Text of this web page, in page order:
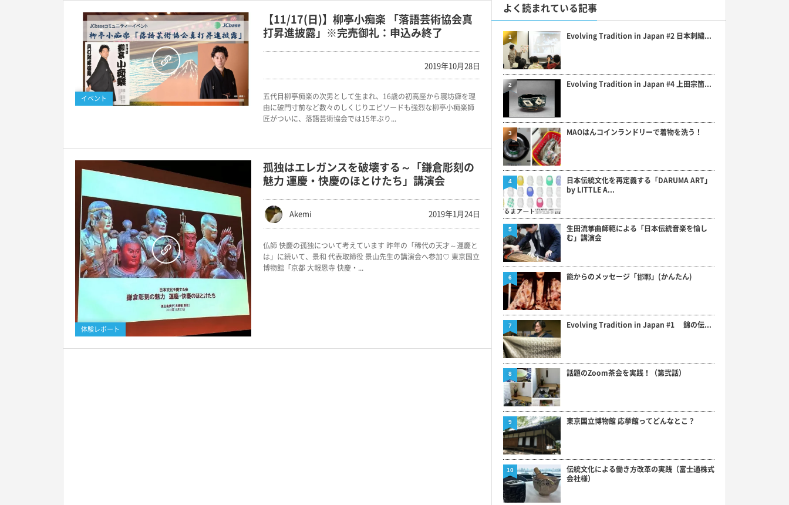
イベント
【11/17(日)】柳亭小痴楽 「落語芸術協会真
打昇進披露」※完売御礼：申込み終了
2019年10月28日
五代目柳亭痴楽の次男として生まれ、16歳の初高座から寝坊癖を理
由に破門寸前など数々のしくじりエピソードも強烈な柳亭小痴楽師
匠がついに、落語芸術協会では15年ぶり...
体験レポート
孤独はエレガンスを破壊する～「鎌倉彫刻の
魅力 運慶・快慶のほとけたち」講演会
Akemi 2019年1月24日
仏師 快慶の孤独について考えています 昨年の「稀代の天才～運慶と
は」に続いて、景和 代表取締役 景山先生の講演会へ参加♡ 東京国立
博物館「京都 大報恩寺 快慶・...
よく読まれている記事
Evolving Tradition in Japan #2 日本刺繍...
1
Evolving Tradition in Japan #4 上田宗箇...
2
MAOはんコインランドリーで着物を洗う！
3
日本伝統文化を再定義する「DARUMA ART」
by LITTLE A...
4
生田流箏曲師範による「日本伝統音楽を愉し
む」講演会
5
能からのメッセージ「邯鄲」(かんたん)
6
Evolving Tradition in Japan #1 錦の伝...
7
話題のZoom茶会を実践！（第弐話）
8
東京国立博物館 応挙館ってどんなとこ？
9
伝統文化による働き方改革の実践（富士通株式
会社様）
10